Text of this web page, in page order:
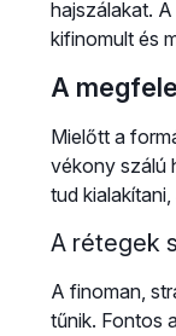
hajszálakat.
kifinomult és
A
Mielőtt a
vékony szálú
tud
A rétegek
A finoman,
tűnik. Fontos